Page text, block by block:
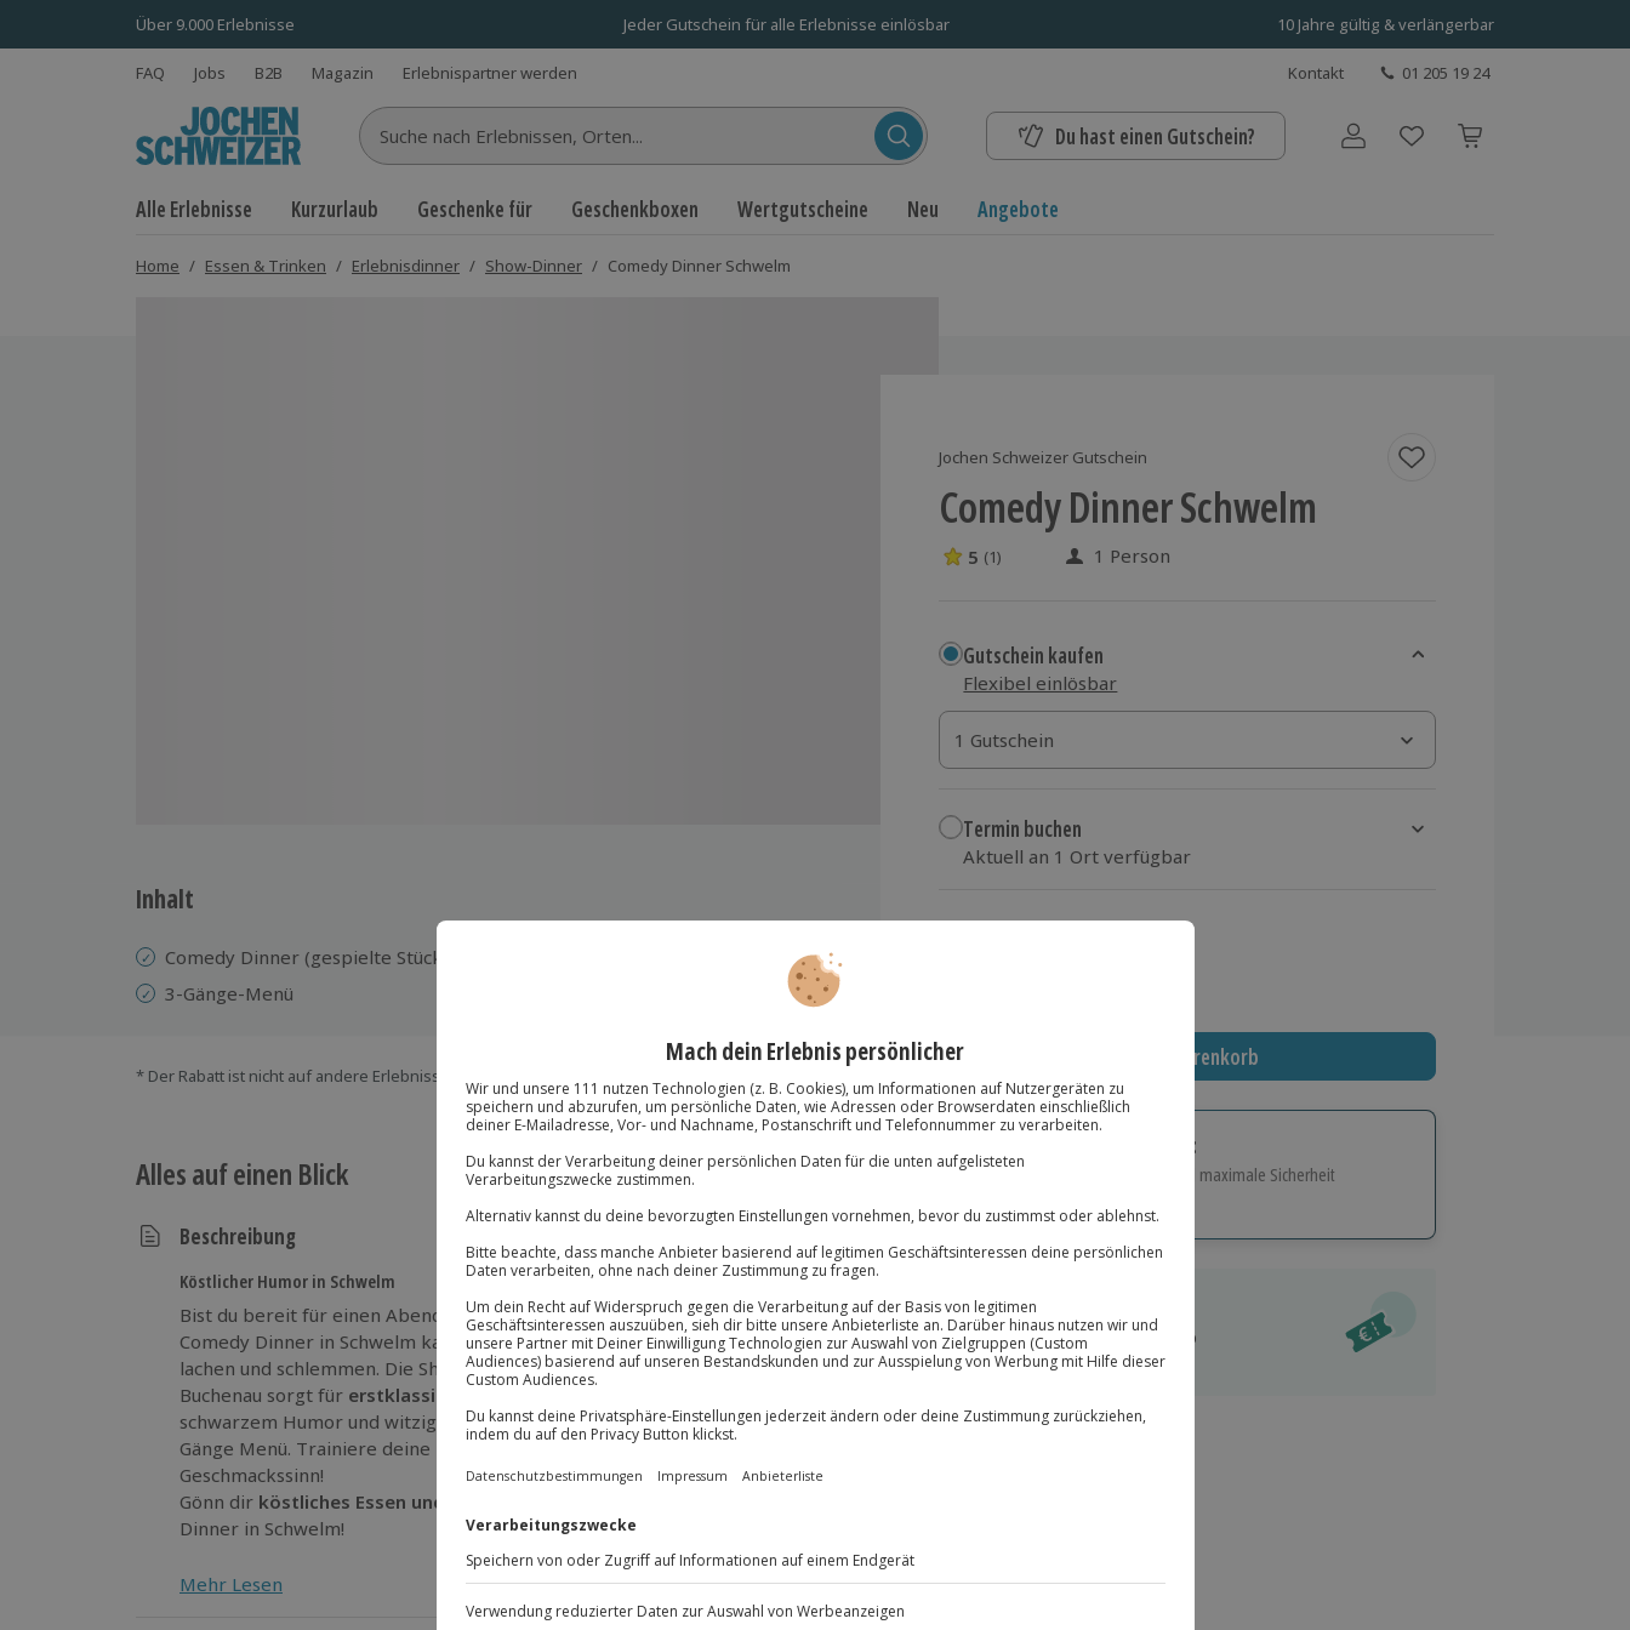
Über 9.000 Erlebnisse Jeder Gutschein für alle Erlebnisse einlösbar 10 Jahre gültig & verlängerbar
FAQ Jobs B2B Magazin Erlebnispartner werden Kontakt 01 205 19 24
Suche nach Erlebnissen... Du hast einen Gutschein? Benutzerkonto
Alle Erlebnisse Kurzurlaub Geschenke für Geschenkboxen Wertgutscheine Neu Angebote
Home / Essen & Trinken / Erlebnisdinner / Show-Dinner / Comedy Dinner Schwelm
Jochen Schweizer Gutschein
Comedy Dinner Schwelm
5 Sterne von 5 aus 1 Bewertungen
5 (1) 1 Person
Gutschein kaufen
Flexibel einlösbar
1 Gutschein
1 Gutschein
1 Gutschein
Termin buchen
Aktuell an 1 Ort verfügbar
In den Warenkorb
Immer das richtige Geschenk:
Große Auswahl, volle Flexibilität und maximale Sicherheit
Über 9.000 Erlebnisse.
Jeder Gutschein für alle Erlebnisse einlösbar.
Maximale Sicherheit
10 Jahre gültig & verlängerbar.
-15%* Club Deal verfügbar
Direktabzug im Warenkorb
Melde dich hier an
Inhalt
Comedy Dinner (gespielte Stücke variieren)
3-Gänge-Menü
* Der Rabatt ist nicht auf andere Erlebnisse bei der Einlösung übertragbar.
Alles auf einen Blick
Beschreibung
Köstlicher Humor in Schwelm
Bist du bereit für einen Abend voll bester Witze und feinster Küche? Beim
Comedy Dinner in Schwelm kannst du einen Abend lang in vollen Zügen
lachen und schlemmen. Die ShowMännerschnupfendes Komikers Peter
Buchenau sorgt für erstklassige Lachanfälle
schwarzem Humor und witzigen Pointen, umgeben von einem leckeren 3-
Gänge Menü. Trainiere deine Lachmuskeln und verwöhne deinen
Geschmackssinn!
Gönn dir köstliches Essen und exquisite Unterhaltung
Dinner in Schwelm!
Mehr Lesen